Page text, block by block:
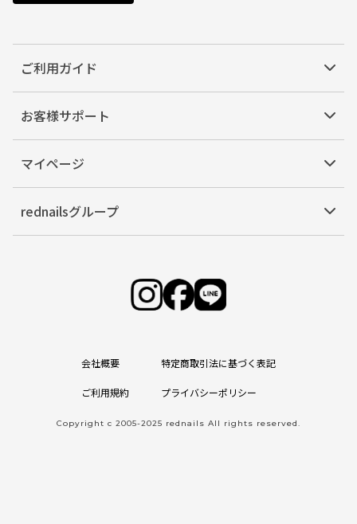
ご利用ガイド
お客様サポート
マイページ
rednailsグループ
会社概要 特定商取引法に基づく表記
ご利用規約 プライバシーポリシー
Copyright c 2005-2025 rednails All rights reserved.